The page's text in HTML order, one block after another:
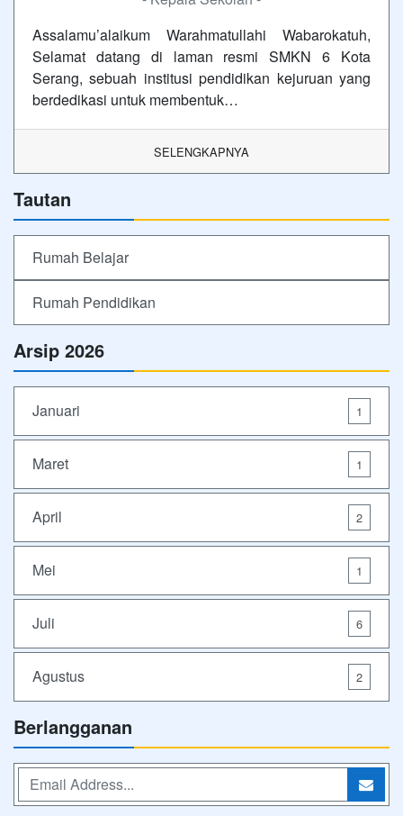
Assalamu’alaikum Warahmatullahi Wabarokatuh,
Selamat datang di laman resmi SMKN 6 Kota
Serang, sebuah institusi pendidikan kejuruan yang
berdedikasi untuk membentuk…
SELENGKAPNYA
Tautan
Rumah Belajar
Rumah Pendidikan
Arsip 2026
Januari 1
Maret 1
April 2
Mei 1
Juli 6
Agustus 2
Berlangganan